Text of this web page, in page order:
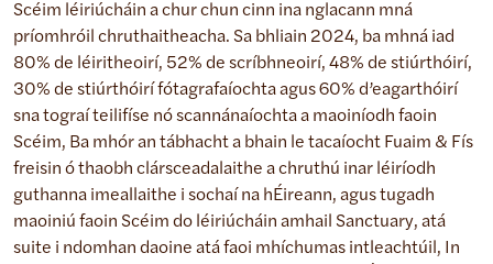
Scéim léiriúcháin a chur chun cinn ina nglacann mná
príomhróil chruthaitheacha. Sa bhliain 2024, ba mhná iad
80% de léiritheoirí, 52% de scríbhneoirí, 48% de stiúrthóirí,
30% de stiúrthóirí fótagrafaíochta agus 60% d’eagarthóirí
sna tograí teilifíse nó scannánaíochta a maoiníodh faoin
Scéim, Ba mhór an tábhacht a bhain le tacaíocht Fuaim & Fís
freisin ó thaobh clársceadalaithe a chruthú inar léiríodh
guthanna imeallaithe i sochaí na hÉireann, agus tugadh
maoiniú faoin Scéim do léiriúcháin amhail Sanctuary, atá
suite i ndomhan daoine atá faoi mhíchumas intleachtúil, In